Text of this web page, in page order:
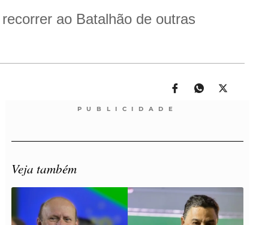
ao Batalhão de outras
PUBLICIDADE
Veja também